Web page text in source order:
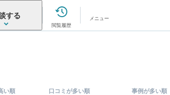
する
閲覧履歴
メニュー
い順 口コミが多い順 事例が多い順